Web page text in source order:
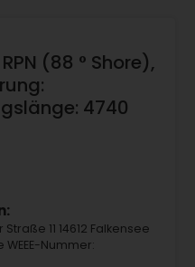
(88 ° Shore),
4740
Straße 11 14612 Falkensee
Nummer: